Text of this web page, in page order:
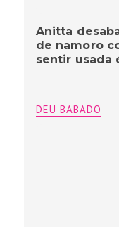
Anitta
de namoro
sentir usada
DEU BABADO